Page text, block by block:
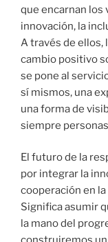
que encarnan los
innovación, la
A través de ellos,
cambio positivo
se pone al
sí mismos, una
una forma de
siempre
El futuro de la
por integrar la
cooperación en
Significa asumir
la mano del